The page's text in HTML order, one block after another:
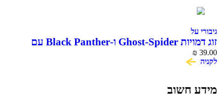
גיבורי על
זוג דמויות Ghost-Spider ו-Black Panther עם
חשיפת מסכה Marvel Hasbro
₪ 39.00
לקניה
מידע חשוב